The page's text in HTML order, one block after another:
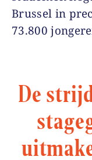
Brussel in
73.800
De